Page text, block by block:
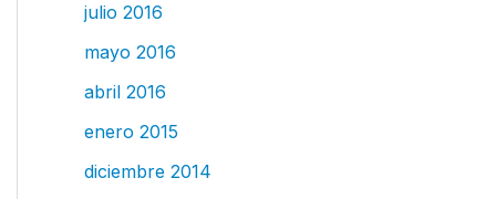
julio 2016
mayo 2016
abril 2016
enero 2015
diciembre 2014